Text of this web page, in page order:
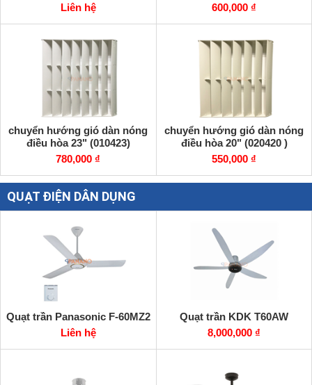
Liên hệ
600,000 ₫
chuyển hướng gió dàn nóng
điều hòa 23" (010423)
780,000 ₫
chuyển hướng gió dàn nóng
điều hòa 20" (020420 )
550,000 ₫
QUẠT ĐIỆN DÂN DỤNG
Quạt trần Panasonic F-60MZ2
Liên hệ
Quạt trần KDK T60AW
8,000,000 ₫